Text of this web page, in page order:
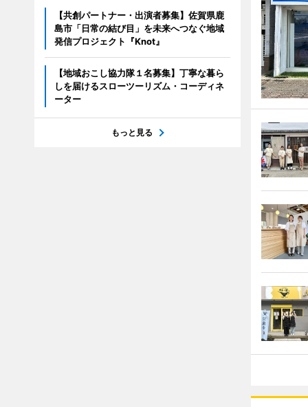
【共創パートナー・出演者募集】佐賀県鹿
島市「日常の結び目」を未来へつなぐ地域
発信プロジェクト『Knot』
【地域おこし協力隊１名募集】丁寧な暮ら
しを届けるスローツーリズム・コーディネ
ーター
もっと見る